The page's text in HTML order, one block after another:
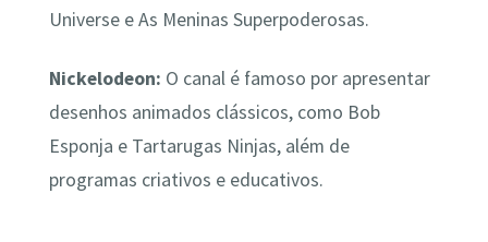
Universe e As Meninas Superpoderosas.
Nickelodeon: O canal é famoso por apresentar
desenhos animados clássicos, como Bob
Esponja e Tartarugas Ninjas, além de
programas criativos e educativos.